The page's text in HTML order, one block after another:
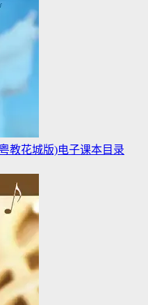
教花城版)电子课本目录